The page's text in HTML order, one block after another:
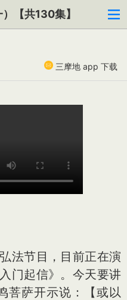
【共130集】
三摩地 app 下载
法节目，目前正在演
门起信》。今天要讲
菩萨开示说：【或以